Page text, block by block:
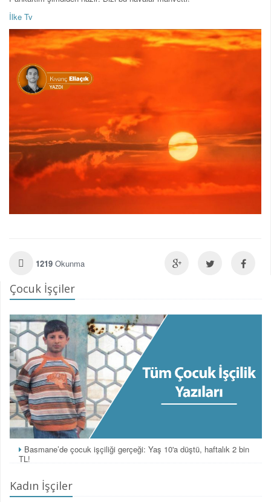
İlke Tv
1219 Okunma
Çocuk İşçiler
Basmane’de çocuk işçiliği gerçeği: Yaş 10'a düştü, haftalık 2 bin
TL!
Kadın İşçiler